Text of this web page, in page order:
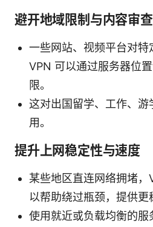
避开地域限制与内容审查
一些网站、视频平台对特
VPN 可以通过服务器位
限。
这对出国留学、工作、游
用。
提升上网稳定性与速度
某些地区直连网络拥堵
以帮助绕过瓶颈，提供更
使用就近或负载均衡的